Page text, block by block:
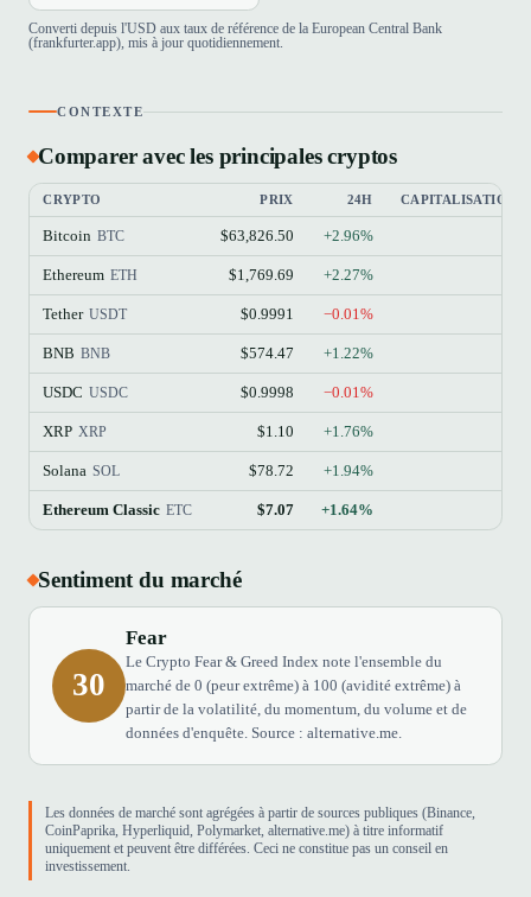
Converti depuis l'USD aux taux de référence de la European Central Bank
(frankfurter.app), mis à jour quotidiennement.
CONTEXTE
Comparer avec les principales cryptos
CRYPTO PRIX 24H CAPITALISATION
Bitcoin BTC $63,826.50 +2.96%
Ethereum ETH $1,769.69 +2.27%
Tether USDT $0.9991 −0.01%
BNB BNB $574.47 +1.22%
USDC USDC $0.9998 −0.01%
XRP XRP $1.10 +1.76%
Solana SOL $78.72 +1.94%
Ethereum Classic ETC $7.07 +1.64%
Sentiment du marché
30
Fear
Le Crypto Fear & Greed Index note l'ensemble du
marché de 0 (peur extrême) à 100 (avidité extrême) à
partir de la volatilité, du momentum, du volume et de
données d'enquête. Source : alternative.me.
Les données de marché sont agrégées à partir de sources publiques (Binance,
CoinPaprika, Hyperliquid, Polymarket, alternative.me) à titre informatif
uniquement et peuvent être différées. Ceci ne constitue pas un conseil en
investissement.